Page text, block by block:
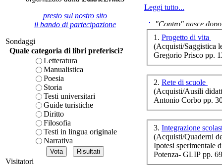
Le
presto sul nostro sito
il bando di partecipazione
Sondaggi
Quale categoria di libri preferisci?
Letteratura
Manualistica
Poesia
Storia
Testi universitari
Guide turistiche
Diritto
Filosofia
Testi in lingua originale
Narrativa
Visitatori
Leggi tutto...
"Contro" nasce
cominciato con la
ripensaremarx. i saggi
questa collaborazione
è teorica, sempre però
presente fase.
Acquista ora...
cURL error 28: Failed
80 after 7087 ms:
1. Progetto di vita
(Acquisti/Saggistica
Gregorio Prisco pp.
2. Rete di scuole
(Acquisti/Ausili
Antonio Corbo pp.
3. Integrazione
(Acquisti/Quaderni
Ipotesi sperimentale
Potenza- GLIP pp.